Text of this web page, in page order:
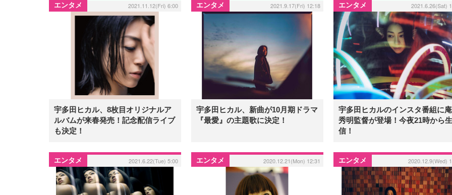
エンタメ 2021.11.12(Fri) 6:00
宇多田ヒカル、8枚目オリジナルア
ルバムが来春発売！記念配信ライブ
も決定！
エンタメ 2021.9.17(Fri) 12:18
宇多田ヒカル、新曲が10月期ドラマ
『最愛』の主題歌に決定！
エンタメ 2021.6.26(Sat)
宇多田ヒカルのインスタ番組に
秀明監督が登場！今夜21時から
信！
エンタメ 2021.6.22(Tue) 5:00 エンタメ 2020.12.21(Mon) 12:31 エンタメ 2020.12.9(Wed)